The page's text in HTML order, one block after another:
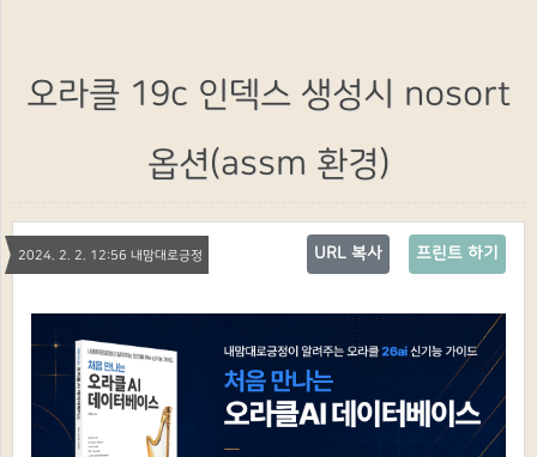
오라클 19c 인덱스 생성시 nosort
옵션(assm 환경)
2024. 2. 2. 12:56 내맘대로긍정 프린트 하기
URL 복사